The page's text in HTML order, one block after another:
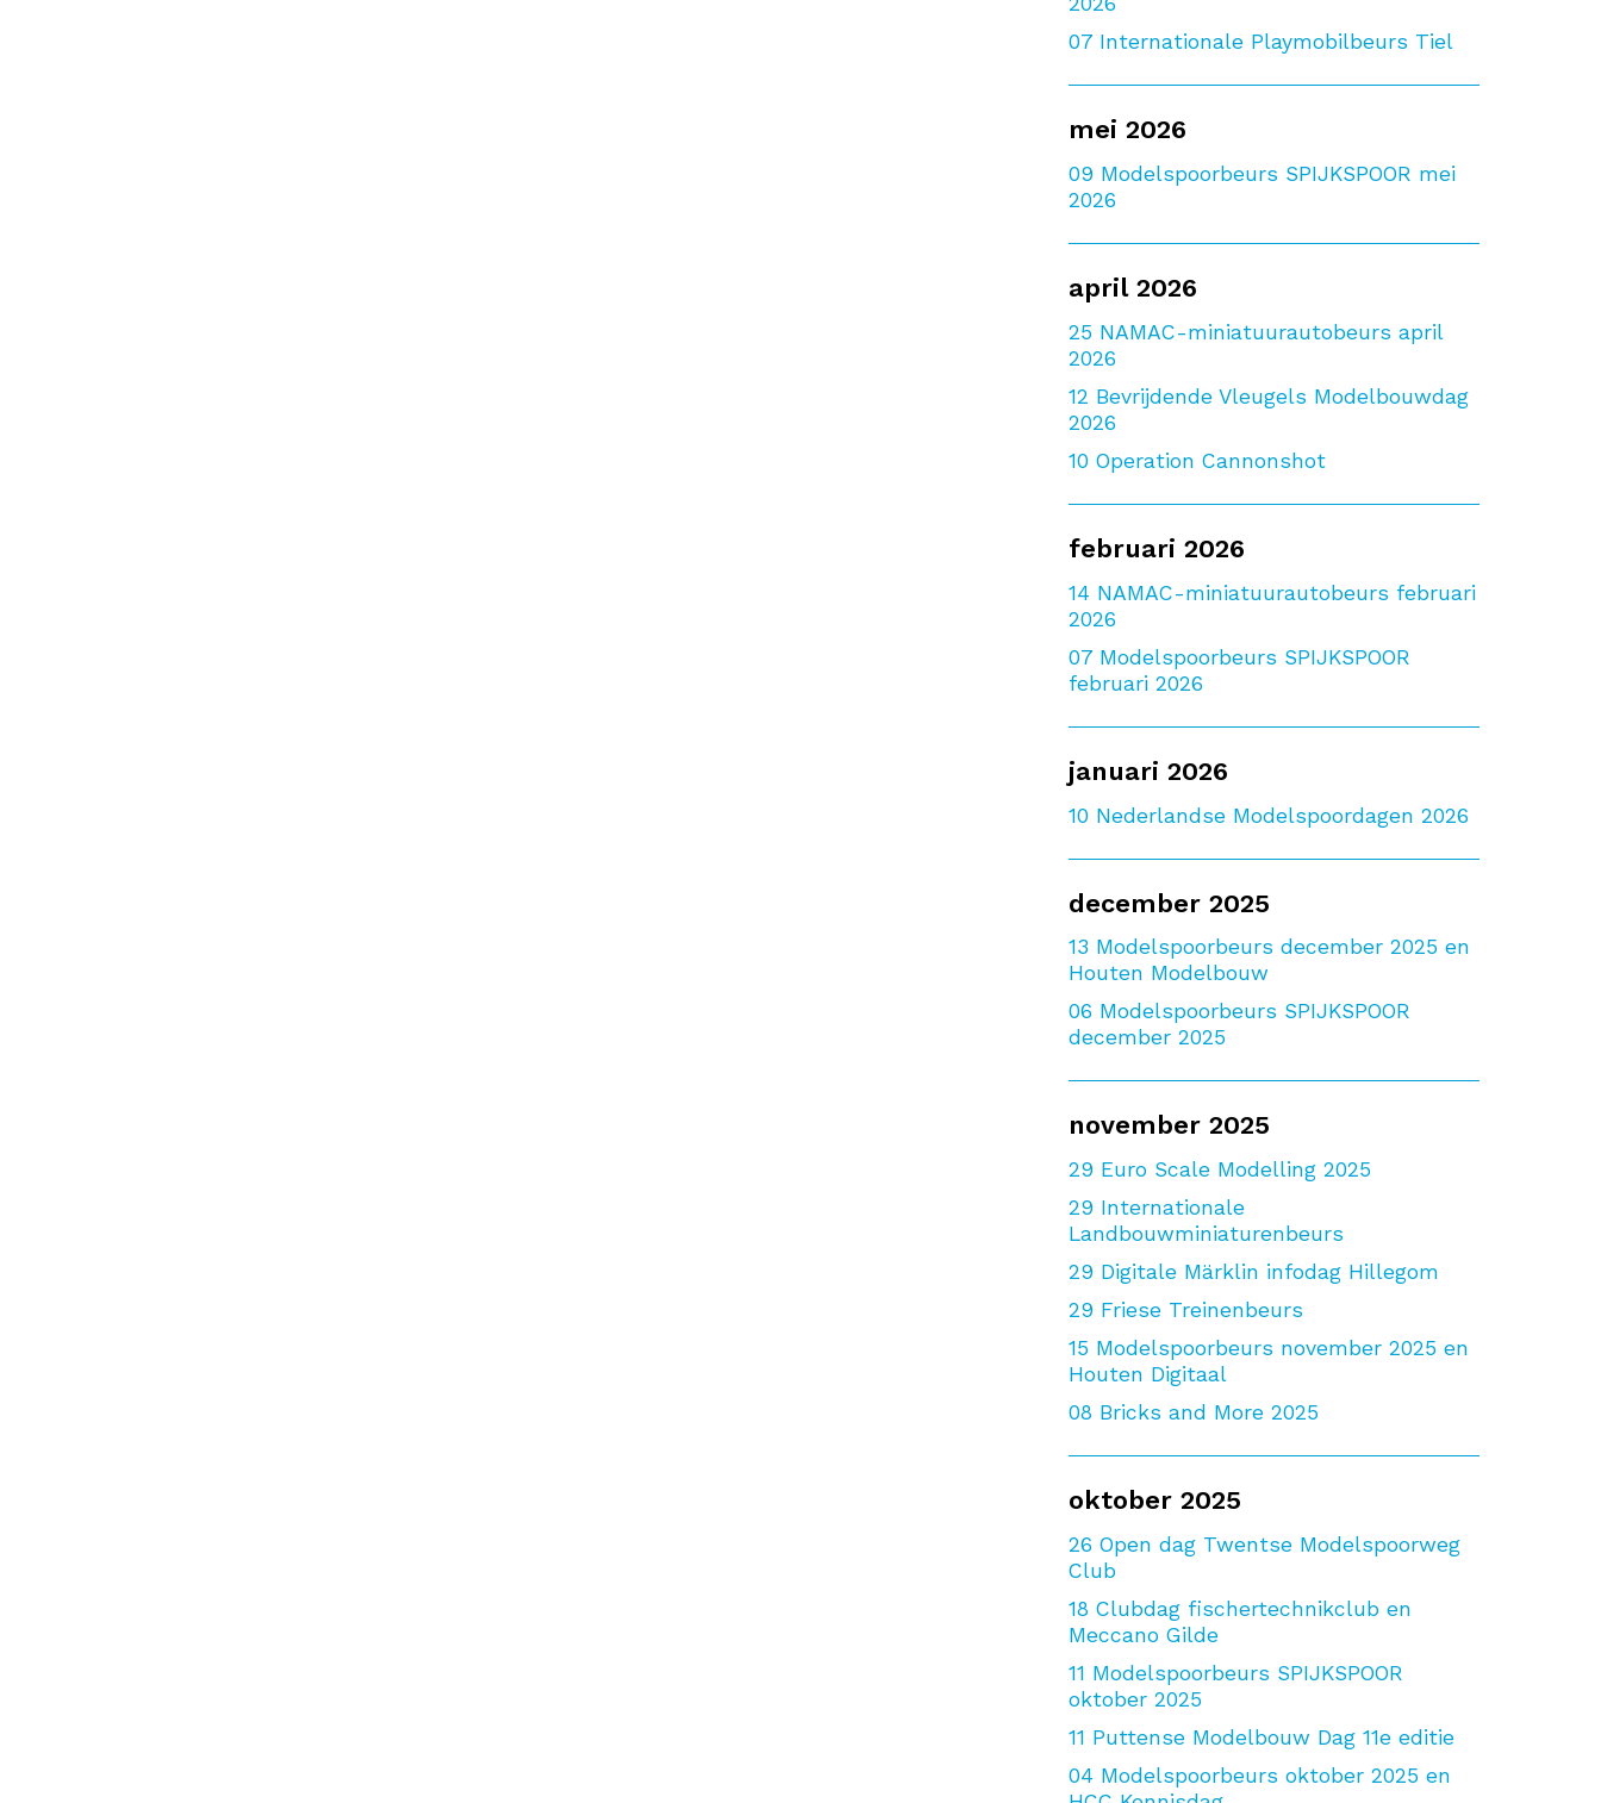
07 Internationale Playmobilbeurs Tiel
mei 2026
09 Modelspoorbeurs SPIJKSPOOR mei
2026
april 2026
25 NAMAC-miniatuurautobeurs april
2026
12 Bevrijdende Vleugels Modelbouwdag
2026
10 Operation Cannonshot
februari 2026
14 NAMAC-miniatuurautobeurs februari
2026
07 Modelspoorbeurs SPIJKSPOOR
februari 2026
januari 2026
10 Nederlandse Modelspoordagen 2026
december 2025
13 Modelspoorbeurs december 2025 en
Houten Modelbouw
06 Modelspoorbeurs SPIJKSPOOR
december 2025
november 2025
29 Euro Scale Modelling 2025
29 Internationale
Landbouwminiaturenbeurs
29 Digitale Märklin infodag Hillegom
29 Friese Treinenbeurs
15 Modelspoorbeurs november 2025 en
Houten Digitaal
08 Bricks and More 2025
oktober 2025
26 Open dag Twentse Modelspoorweg
Club
18 Clubdag fischertechnikclub en
Meccano Gilde
11 Modelspoorbeurs SPIJKSPOOR
oktober 2025
11 Puttense Modelbouw Dag 11e editie
04 Modelspoorbeurs oktober 2025 en